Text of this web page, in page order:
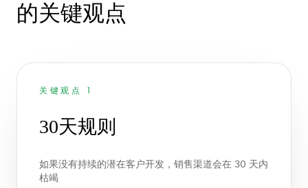
的关键观点
关键观点 1
30天规则
如果没有持续的潜在客户开发，销售渠道会在 30 天内
枯竭